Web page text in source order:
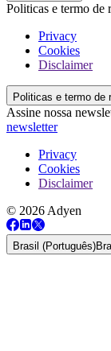
Politicas e termo de
Privacy
Cookies
Disclaimer
Politicas e termo de
Assine nossa
newsletter
Privacy
Cookies
Disclaimer
© 2026 Adyen
Brasil (Português)